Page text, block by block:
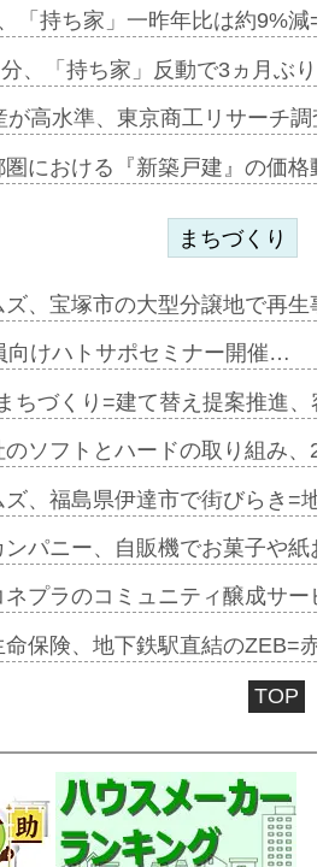
「持ち家」一昨年比は約9%
、「持ち家」反動で3ヵ月ぶ
が高水準、東京商工リサーチ
圏における『新築戸建』の価
まちづくり
ズ、宝塚市の大型分譲地で再
向けハトサポセミナー開催…
ちづくり=建て替え提案推進
のソフトとハードの取り組み
ズ、福島県伊達市で街びらき=
ンパニー、自販機でお菓子や
ネプラのコミュニティ醸成サ
命保険、地下鉄駅直結のZEB=
TOP